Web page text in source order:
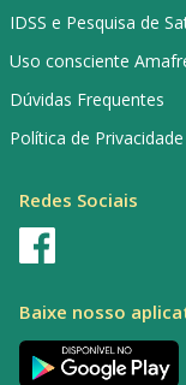
IDSS e Pesquisa de
Uso consciente
Dúvidas Frequentes
Política de Privacidade
Redes Sociais
Baixe nosso